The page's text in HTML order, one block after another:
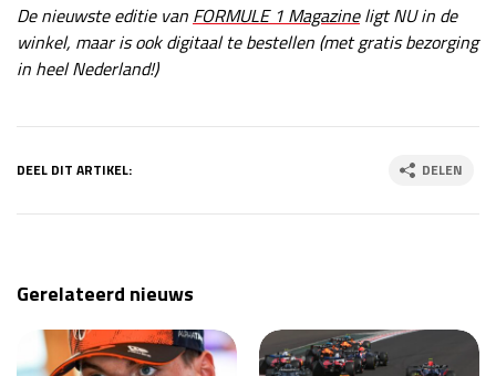
De nieuwste editie van FORMULE 1 Magazineligt NU in de
winkel, maar is ook digitaal te bestellen (met gratis bezorging
in heel Nederland!)
DEEL DIT ARTIKEL: DELEN
Gerelateerd nieuws